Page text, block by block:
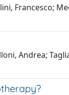
Francesco;
Andrea;